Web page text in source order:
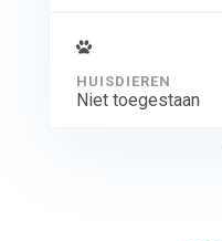
HUISDIEREN
Niet toegestaan